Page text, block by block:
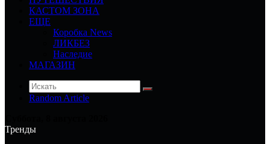
КАСТОМ ЗОНА
ЕЩЕ
Коробка News
ЛИКБЕЗ
Наследие
МАГАЗИН
Random Article
Тренды